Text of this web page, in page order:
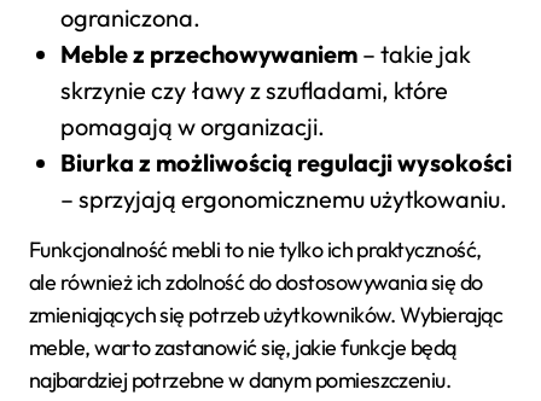
ograniczona.
Meble z przechowywaniem– takie jak
skrzynie czy ławy z szufladami, które
pomagają w organizacji.
Biurka z możliwością regulacji wysokości
– sprzyjają ergonomicznemu użytkowaniu.
Funkcjonalność mebli to nie tylko ich praktyczność,
ale również ich zdolność do dostosowywania się do
zmieniających się potrzeb użytkowników. Wybierając
meble, warto zastanowić się, jakie funkcje będą
najbardziej potrzebne w danym pomieszczeniu.